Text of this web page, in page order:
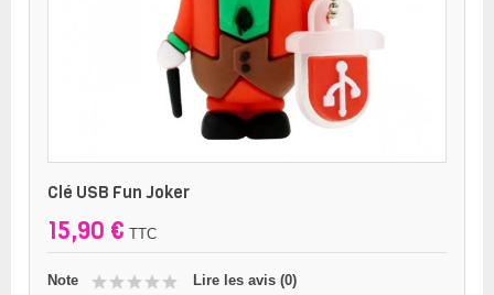
Clé USB Fun Joker
15,90 € TTC
Note Lire les avis (0)